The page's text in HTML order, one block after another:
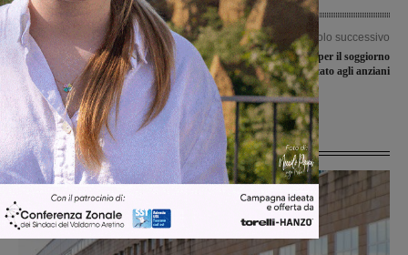
Articolo precedente
Schianto fra due auto al Matassino,
due i feriti. Nell’impatto coinvolti
anche mezzi in sosta
Articolo successivo
Aperte le iscrizioni per il soggiorno
estivo a Bellaria dedicato agli anziani
Ultime Notizie